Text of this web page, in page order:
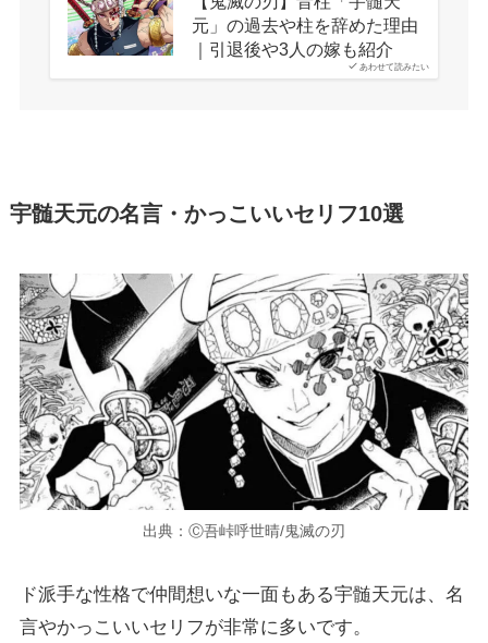
あわせて読みたい
元」の過去や柱を辞めた理由
｜引退後や3人の嫁も紹介
宇髄天元の名言・かっこいいセリフ10選
出典：Ⓒ吾峠呼世晴/鬼滅の刃
ド派手な性格で仲間想いな一面もある宇髄天元は、名
言やかっこいいセリフが非常に多いです。